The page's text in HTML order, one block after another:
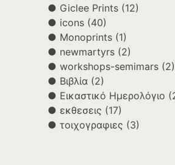
Giclee Prints (12)
icons (40)
Monoprints (1)
newmartyrs (2)
workshops-semimars (2)
Βιβλία (2)
Εικαστικό Ημερολόγιο
εκθεσεις (17)
τοιχογραφιες (3)